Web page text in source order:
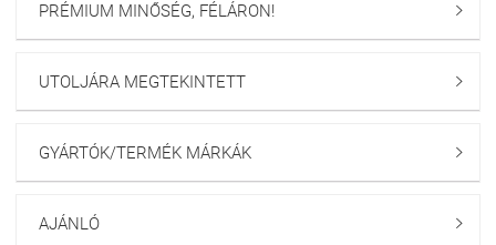
PRÉMIUM MINŐSÉG, FÉLÁRON! 
UTOLJÁRA MEGTEKINTETT 
GYÁRTÓK/TERMÉK MÁRKÁK 
AJÁNLÓ 